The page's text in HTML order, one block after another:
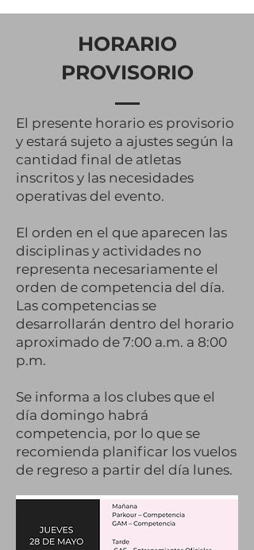
HORARIO
PROVISORIO
El presente horario es provisorio
y estará sujeto a ajustes según la
cantidad final de atletas
inscritos y las necesidades
operativas del evento.
El orden en el que aparecen las
disciplinas y actividades no
representa necesariamente el
orden de competencia del día.
Las competencias se
desarrollarán dentro del horario
aproximado de 7:00 a.m. a 8:00
p.m.
Se informa a los clubes que el
día domingo habrá
competencia, por lo que se
recomienda planificar los vuelos
de regreso a partir del día lunes.